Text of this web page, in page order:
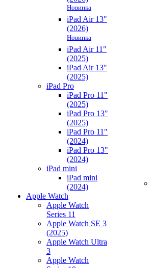
Новинка
iPad Air 13"
(2026)
Новинка
iPad Air 11"
(2025)
iPad Air 13"
(2025)
iPad Pro
iPad Pro 11"
(2025)
iPad Pro 13"
(2025)
iPad Pro 11"
(2024)
iPad Pro 13"
(2024)
iPad mini
iPad mini
(2024)
Apple Watch
Apple Watch
Series 11
Apple Watch SE 3
(2025)
Apple Watch Ultra
3
Apple Watch